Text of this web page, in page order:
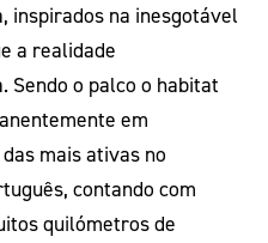
inspirados na inesgotável
a realidade
Sendo o palco o habitat
em
mais ativas no
contando com
quilómetros de